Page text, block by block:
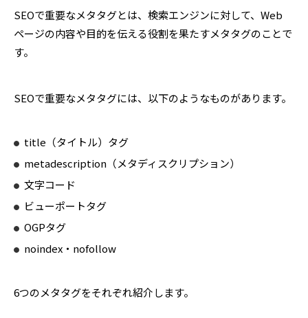
SEOで重要なメタタグとは、検索エンジンに対して、Web
ページの内容や目的を伝える役割を果たすメタタグのことで
す。
SEOで重要なメタタグには、以下のようなものがあります。
title（タイトル）タグ
metadescription（メタディスクリプション）
文字コード
ビューポートタグ
OGPタグ
noindex・nofollow
6つのメタタグをそれぞれ紹介します。